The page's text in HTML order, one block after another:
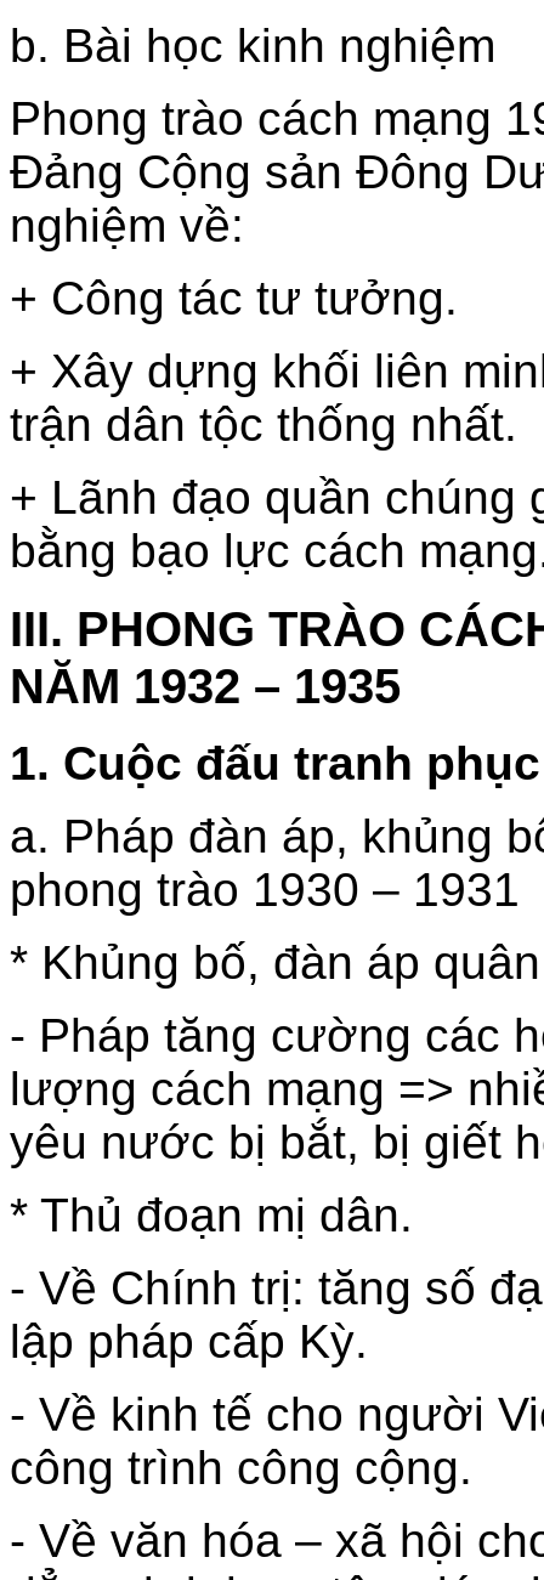
b. Bài học kinh nghiệm
Phong trào cách mạng
Đảng Cộng sản Đông
nghiệm về:
+ Công tác tư tưởng.
+ Xây dựng khối liên
trận dân tộc thống nhất.
+ Lãnh đạo quần chúng
bằng bạo lực cách
III. PHONG TRÀO
NĂM 1932 – 1935
1. Cuộc đấu tranh
a. Pháp đàn áp, khủng
phong trào 1930 – 1931
* Khủng bố, đàn áp
- Pháp tăng cường các
lượng cách mạng =>
yêu nước bị bắt, bị giết
* Thủ đoạn mị dân.
- Về Chính trị: tăng số
lập pháp cấp Kỳ.
- Về kinh tế cho người
công trình công cộng.
- Về văn hóa – xã hội